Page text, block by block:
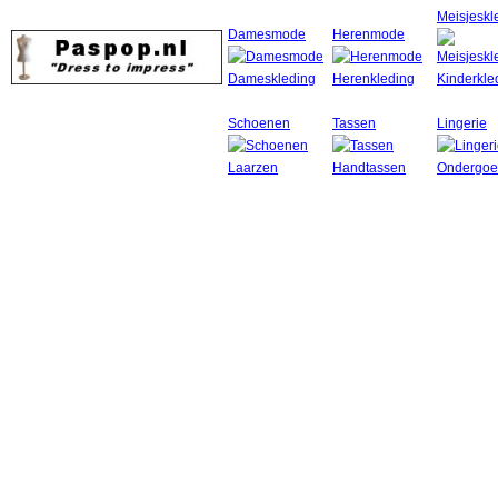
Damesmode Herenmode
Schoenen Tassen Lingerie